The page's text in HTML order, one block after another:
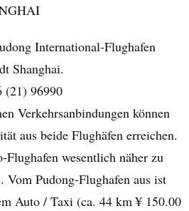
International-Flughafen
Shanghai.
(21) 96990
Verkehrsanbindungen können
aus beide Flughäfen erreichen.
Flughafen wesentlich näher zu
Vom Pudong-Flughafen aus ist
Auto / Taxi (ca. 44 km ¥ 150.00